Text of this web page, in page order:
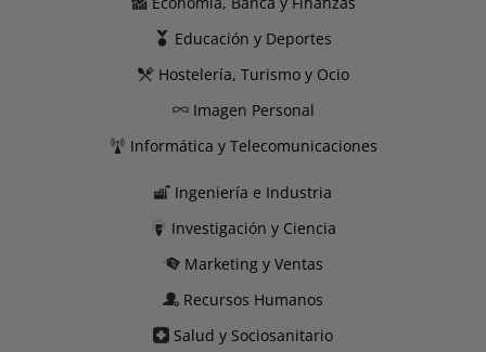
Educación y Deportes
Hostelería, Turismo y Ocio
Imagen Personal
Informática y Telecomunicaciones
Ingeniería e Industria
Investigación y Ciencia
Marketing y Ventas
Recursos Humanos
Salud y Sociosanitario